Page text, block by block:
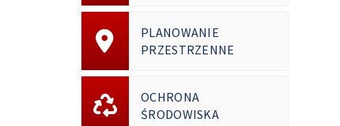
PLANOWANIE
PRZESTRZENNE
OCHRONA
ŚRODOWISKA